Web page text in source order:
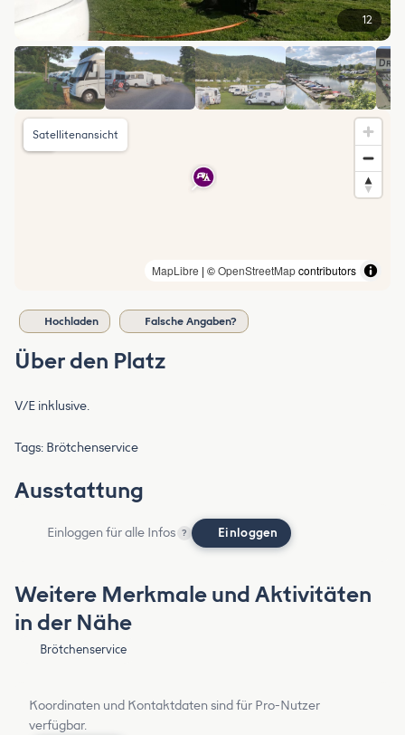
12
MapLibre | ©OpenStreetMapcontributors
Satellitenansicht
Hochladen Falsche Angaben?
Über den Platz
V/E inklusive.
Tags: Brötchenservice
Ausstattung
Einloggen für alle Infos ? Einloggen
Weitere Merkmale und Aktivitäten
in der Nähe
Brötchenservice
Koordinaten und Kontaktdaten sind für Pro-Nutzer
verfügbar.